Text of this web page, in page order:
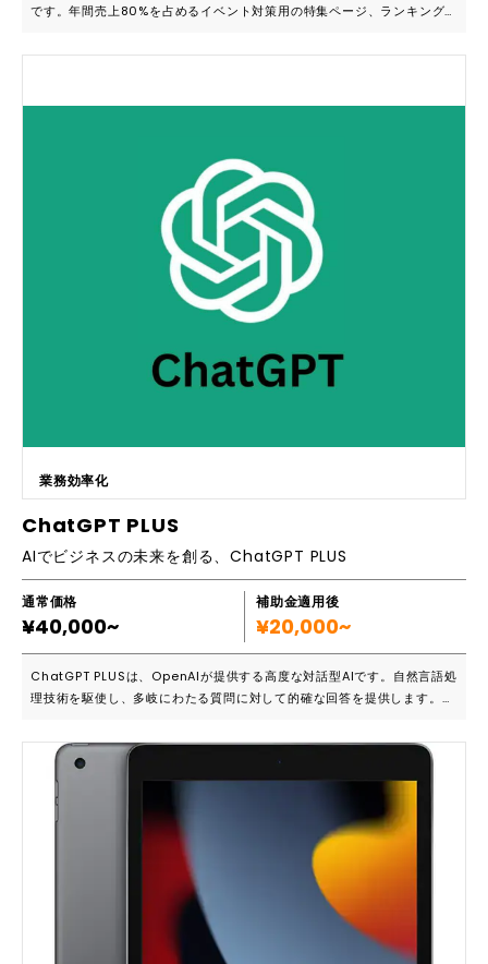
です。年間売上80%を占めるイベント対策用の特集ページ、ランキング
対応するあらゆる回遊を促すページ生成と更新、関連商品の追加、多くの
ソースが足りない店舗 ・多くの商品があり、これらを生かしたデータ分
析と更新をしたい ・現状の作業工数を減らして効率化したい 楽天市場の
RMSデータ分析をしながら更新する転換率施策は広くどの店舗にもご利
用いただだけます。TENKI-JAPANはこれまでのお客様とやり取りするマ
ーケティング支援の中で、気づいた課題やお客様からの要望、そして売上
アップに効果があった施策をすべて、楽天オートメーションパックにて自
動化と最適化を行ったツールとなっています。 ■お客様導入事例 http
s://ecnomikata.com/original_news/40182/ ▼楽天オートメーシ
定 PCランキングパーツ2種 - スーパーSALEレポート作成・提出 2.ラン
キング画像制作・自動化更新 3.レビュー画像制作・自動化更新 4.スマー
ション実装・運用 6.特選セール会場 ▼続々と追加される新機能や機能改
とレビュー画像の商品画像追加 【23年6月20日】ランキングとレビュー
の改善 【23年5月18日】特集ページのクーポン機能の改善 【23年5月15
日】「高評価レビュー」カテゴリの自動化 【23年4月17日】お気に入り
ボタンの追加・改善 【23年4月17日】SPパンくずリスト自動化 【23年4
月17日】ご愛顧感謝デー特集ページ運用開始 【23年3月30日】ワンダフ
ルデー特集ページ運用開始 【23年3月16日】「ランキング画像」機能改
善 【23年2月10日】スマートフォン目玉商品オートメーション 【23年1
SALEバナーの改善
業務効率化
ChatGPT PLUS
AIでビジネスの未来を創る、ChatGPT PLUS
通常価格
¥40,000~
補助金適用後
¥20,000~
ChatGPT PLUSは、OpenAIが提供する高度な対話型AIです。自然言語処
理技術を駆使し、多岐にわたる質問に対して的確な回答を提供します。文
ーンにおいて、迅速な情報提供や効率的なコミュニケーションを実現しま
す。使いやすさと高い精度を兼ね備えたこのツールで、業務の生産性を飛
躍的に向上させましょう。 ■こんな方におすすめです ・業務効率を向上
させたい経営者 ・顧客対応の品質を高めたい企業 ・迅速な情報提供を求
める営業チーム ・コンテンツ作成のスピードを上げたいマーケティング
で企業の生産性を劇的に向上させるツールです。自然言語処理技術を駆使
し、ビジネス文書の作成からデータ分析、翻訳まで幅広いニーズに対応。
企業の業務フローを最適化し、従業員がより戦略的な業務に集中できる環
境を提供します。AIを活用した新しい働き方を実現し、ビジネスの競争力